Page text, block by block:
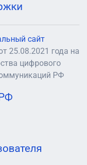
сайт
25.08.2021 года на
цифрового
РФ